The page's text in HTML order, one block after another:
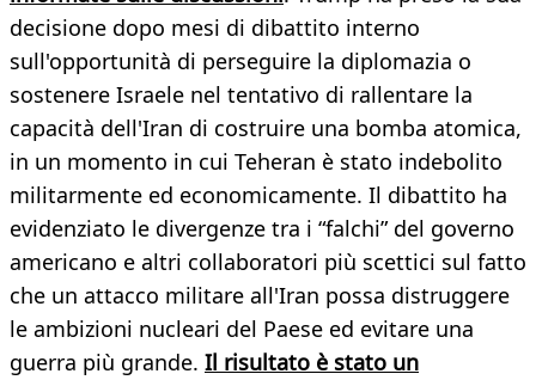
decisione dopo mesi di dibattito interno
sull'opportunità di perseguire la diplomazia o
sostenere Israele nel tentativo di rallentare la
capacità dell'Iran di costruire una bomba atomica,
in un momento in cui Teheran è stato indebolito
militarmente ed economicamente. Il dibattito ha
evidenziato le divergenze tra i “falchi” del governo
americano e altri collaboratori più scettici sul fatto
che un attacco militare all'Iran possa distruggere
le ambizioni nucleari del Paese ed evitare una
guerra più grande. Il risultato è stato un